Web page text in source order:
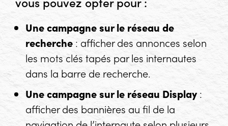
Une campagne sur le réseau de
recherche : afficher des annonces selon
les mots clés tapés par les internautes
dans la barre de recherche.
Une campagne sur le réseauDisplay:
afficher des bannières au fil de la